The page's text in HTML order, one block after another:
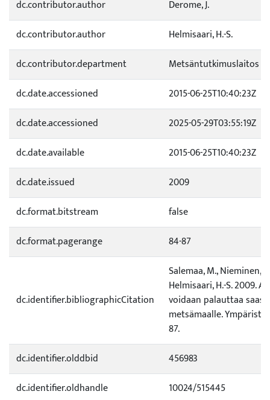
dc.contributor.author
Derome, J.
dc.contributor.author
Helmisaari, H.-S.
dc.contributor.department
Metsäntutkimuslaitos
dc.date.accessioned
2015-06-25T10:40:23Z
dc.date.accessioned
2025-05-29T03:55:19Z
dc.date.available
2015-06-25T10:40:23Z
dc.date.issued
2009
dc.format.bitstream
false
dc.format.pagerange
84-87
dc.identifier.bibliographicCitation
Salemaa, M., Nieminen,
Helmisaari, H.-S. 2009.
voidaan palauttaa
metsämaalle. Ympäristö
87.
dc.identifier.olddbid
456983
dc.identifier.oldhandle
10024/515445